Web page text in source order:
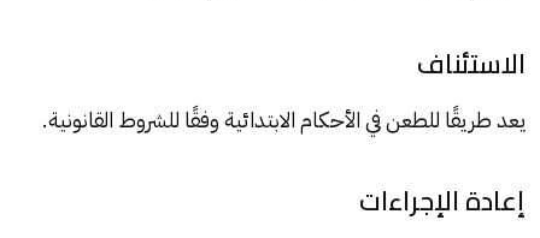
الاستئناف
يعد طريقًا للطعن في الأحكام الابتدائية وفقًا للشروط القانونية.
إعادة الإجراءات